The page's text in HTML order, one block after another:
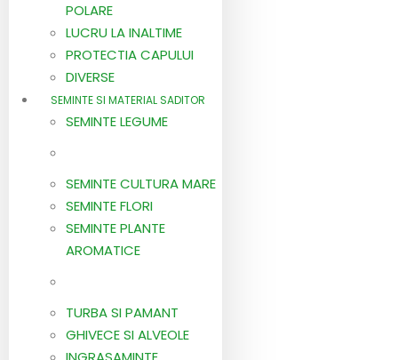
POLARE
LUCRU LA INALTIME
PROTECTIA CAPULUI
DIVERSE
SEMINTE SI MATERIAL SADITOR
SEMINTE LEGUME
SEMINTE CULTURA MARE
SEMINTE FLORI
SEMINTE PLANTE
AROMATICE
TURBA SI PAMANT
GHIVECE SI ALVEOLE